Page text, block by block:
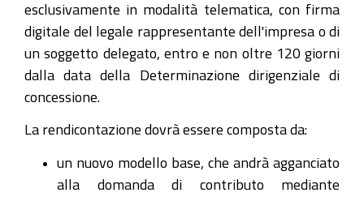
esclusivamente in modalità telematica, con firma
digitale del legale rappresentante dell'impresa o di
un soggetto delegato, entro e non oltre 120 giorni
dalla data della Determinazione dirigenziale di
concessione.
La rendicontazione dovrà essere composta da:
un nuovo modello base, che andrà agganciato
alla domanda di contributo mediante